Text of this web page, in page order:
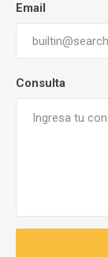
Email
Consulta